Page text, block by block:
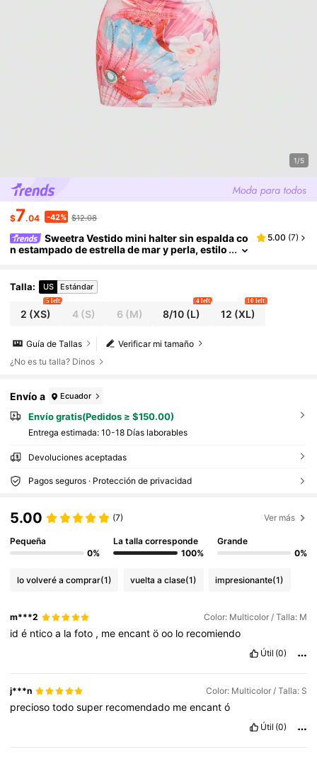
1/5
$7.04 -42% $12.08
Sweetra Vestido mini halter sin espalda co
n estampado de estrella de mar y perla, estilo
5.00 (7)
Talla: US Estándar
2 (XS)
5 left
4(S) 6 (M) 8/10 (L)
4 left
12 (XL)
10 left
Verificar mi tamaño
Guía de Tallas
¿No es tu talla? Dinos
Envío a Ecuador
Envío gratis(Pedidos ≥ $150.00)
Entrega estimada: 10-18 Días laborables
Devoluciones aceptadas
Pagos seguros · Protección de privacidad
5.00 (7) Ver más
Pequeña
0%
La talla corresponde
100%
Grande
0%
lo volveré a comprar(1) vuelta a clase(1) impresionante(1)
m***2 Color: Multicolor / Talla: M
idé nticoa lafoto , meencantöoo lo recomiendo
Útil (0)
j***n Color: Multicolor / Talla: S
preciosotodosuper recomendado meencantó
Útil (0)